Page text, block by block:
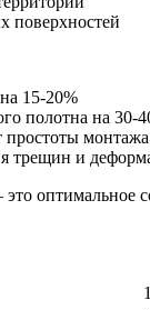
поверхностей
15-20%
полотна на 30-
простоты монтажа
трещин и
оптимальное